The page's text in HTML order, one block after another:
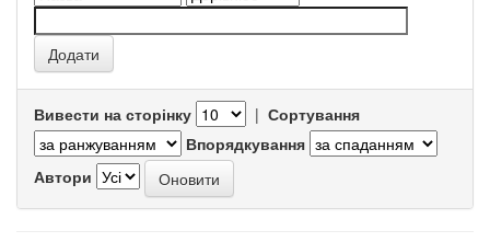
Вивести на сторінку | Сортування
Впорядкування
Автори